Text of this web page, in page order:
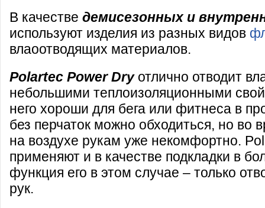
В качестве демисезонных и
используют изделия из разных видов
влаоотводящих материалов.
Polartec Power Dry отлично отводит
небольшими теплоизоляционными
него хороши для бега или фитнеса в
без перчаток можно обходиться, но во
на воздухе рукам уже некомфортно.
применяют и в качестве подкладки в
функция его в этом случае – только
рук.